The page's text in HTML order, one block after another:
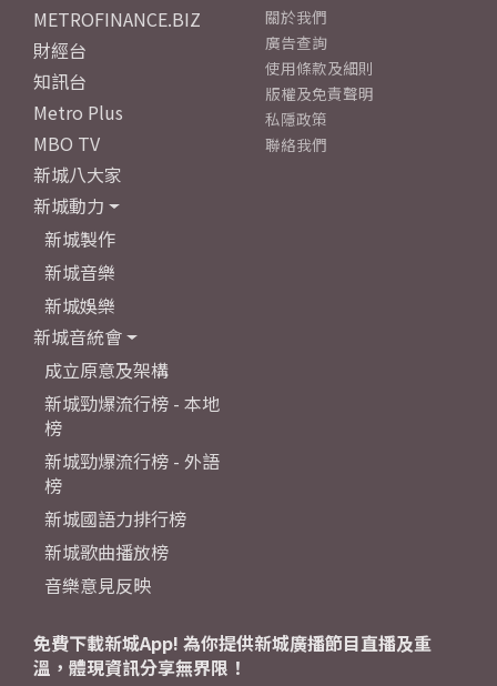
METROFINANCE.BIZ
財經台
知訊台
Metro Plus
MBO TV
新城八大家
新城動力
新城製作
新城音樂
新城娛樂
新城音統會
成立原意及架構
新城勁爆流行榜 - 本地
榜
新城勁爆流行榜 - 外語
榜
新城國語力排行榜
新城歌曲播放榜
音樂意見反映
關於我們
廣告查詢
使用條款及細則
版權及免責聲明
私隱政策
聯絡我們
免費下載新城App! 為你提供新城廣播節目直播及重
溫，體現資訊分享無界限！